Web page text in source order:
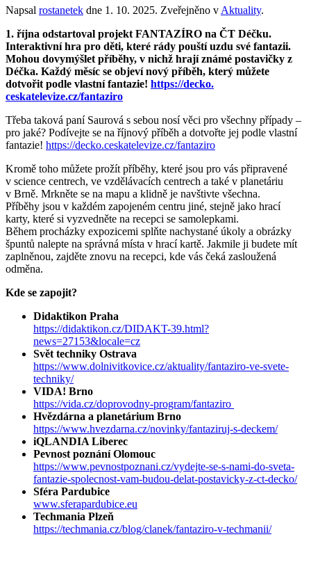
Napsal rostanetek dne 1. 10. 2025. Zveřejněno v Aktuality.
1. října odstartoval projekt FANTAZÍRO na ČT Déčku.
Interaktivní hra pro děti, které rády pouští uzdu své fantazii.
Mohou dovymýšlet příběhy, v nichž hrají známé postavičky z
Déčka. Každý měsíc se objeví nový příběh, který můžete
dotvořit podle vlastní fantazie! https://decko.
ceskatelevize.cz/fantaziro
Třeba taková paní Saurová s sebou nosí věci pro všechny případy –
pro jaké? Podívejte se na říjnový příběh a dotvořte jej podle vlastní
fantazie! https://decko.ceskatelevize.cz/fantaziro
Kromě toho můžete prožít příběhy, které jsou pro vás připravené
v science centrech, ve vzdělávacích centrech a také v planetáriu
v Brně. Mrkněte se na mapu a klidně je navštivte všechna.
Příběhy jsou v každém zapojeném centru jiné, stejně jako hrací
karty, které si vyzvedněte na recepci se samolepkami.
Během procházky expozicemi splňte nachystané úkoly a obrázky
špuntů nalepte na správná místa v hrací kartě. Jakmile ji budete mít
zaplněnou, zajděte znovu na recepci, kde vás čeká zasloužená
odměna.
Kde se zapojit?
Didaktikon Praha
https://didaktikon.cz/DIDAKT-39.html?
news=27153&locale=cz
Svět techniky Ostrava
https://www.dolnivitkovice.cz/aktuality/fantaziro-ve-svete-
techniky/
VIDA! Brno
https://vida.cz/doprovodny-program/fantaziro
Hvězdárna a planetárium Brno
https://www.hvezdarna.cz/novinky/fantaziruj-s-deckem/
iQLANDIA Liberec
Pevnost poznání Olomouc
https://www.pevnostpoznani.cz/vydejte-se-s-nami-do-sveta-
fantazie-spolecnost-vam-budou-delat-postavicky-z-ct-decko/
Sféra Pardubice
www.sferapardubice.eu
Techmania Plzeň
https://techmania.cz/blog/clanek/fantaziro-v-techmanii/